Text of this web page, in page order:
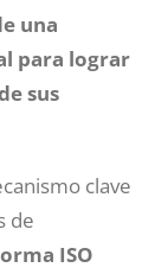
una
para lograr
sus
clave
de
ISO